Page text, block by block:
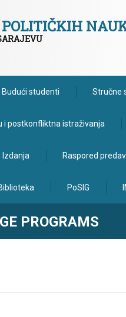
Budući studenti Stručne
i postkonfliktna istraživanja
Izdanja Raspored
PoSIG
PROGRAMS